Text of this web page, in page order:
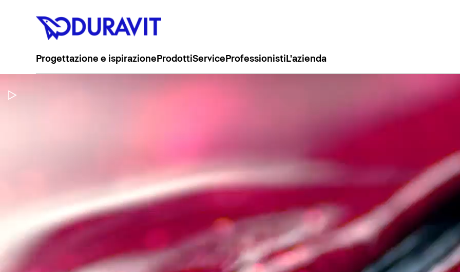
Progettazione e ispirazione ProdottiService Professionisti L'azienda
Metti in pausa il video